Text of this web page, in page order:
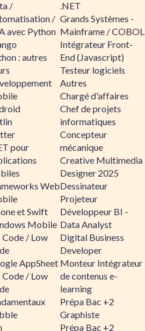
/
/
avec Python
: autres
pour
Web
et Swift
Mobile
/ Low
AppSheet
/ Low
.NET
Grands Systèmes -
Mainframe / COBOL
Intégrateur Front-
End (Javascript)
Testeur logiciels
Autres
Chargé d'affaires
Chef de projets
informatiques
Concepteur
mécanique
Creative Multimedia
Designer 2025
Dessinateur
Projeteur
Développeur BI -
Data Analyst
Digital Business
Developer
Monteur Intégrateur
de contenus e-
learning
Prépa Bac +2
Graphiste
Prépa Bac +2